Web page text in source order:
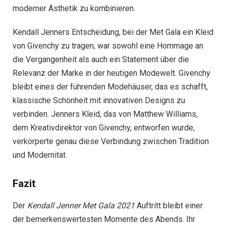
moderner Ästhetik zu kombinieren.
Kendall Jenners Entscheidung, bei der Met Gala ein Kleid
von Givenchy zu tragen, war sowohl eine Hommage an
die Vergangenheit als auch ein Statement über die
Relevanz der Marke in der heutigen Modewelt. Givenchy
bleibt eines der führenden Modehäuser, das es schafft,
klassische Schönheit mit innovativen Designs zu
verbinden. Jenners Kleid, das von Matthew Williams,
dem Kreativdirektor von Givenchy, entworfen wurde,
verkörperte genau diese Verbindung zwischen Tradition
und Modernität.
Fazit
Der Kendall Jenner Met Gala 2021 Auftritt bleibt einer
der bemerkenswertesten Momente des Abends. Ihr